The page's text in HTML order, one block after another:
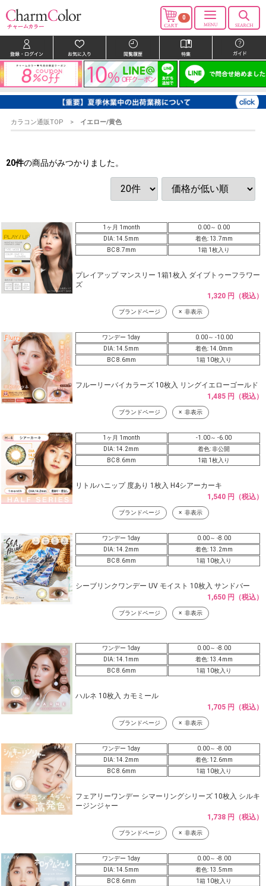
0
カラコン通販TOP イエロー/黄色
20件の商品がみつかりました。
1ヶ月 1month
0.00～ 0.00
DIA: 14.5mm
着色: 13.7mm
BC 8.7mm
1箱 1枚入り
プレイアップ マンスリー 1箱1枚入 ダイブトゥーフラワー
ズ
1,320 円（税込）
ブランドページ 非表示
ワンデー 1day
0.00～ -10.00
DIA: 14.5mm
着色: 14.0mm
BC 8.6mm
1箱 10枚入り
フルーリーバイカラーズ 10枚入 リングイエローゴールド
1,485 円（税込）
ブランドページ 非表示
1ヶ月 1month
-1.00～ -6.00
DIA: 14.2mm
着色: 非公開
BC 8.6mm
1箱 1枚入り
リトルハニップ 度あり 1枚入 H4シアーカーキ
1,540 円（税込）
ブランドページ 非表示
ワンデー 1day
0.00～ -8.00
DIA: 14.2mm
着色: 13.2mm
BC 8.6mm
1箱 10枚入り
シーブリンクワンデー UV モイスト 10枚入 サンドバー
1,650 円（税込）
ブランドページ 非表示
ワンデー 1day
0.00～ -8.00
DIA: 14.1mm
着色: 13.4mm
BC 8.6mm
1箱 10枚入り
ハルネ 10枚入 カモミール
1,705 円（税込）
ブランドページ 非表示
ワンデー 1day
0.00～ -8.00
DIA: 14.2mm
着色: 12.6mm
BC 8.6mm
1箱 10枚入り
フェアリーワンデー シマーリングシリーズ 10枚入 シルキ
ージンジャー
1,738 円（税込）
ブランドページ 非表示
ワンデー 1day
0.00～ -8.00
DIA: 14.5mm
着色: 13.5mm
BC 8.6mm
1箱 10枚入り